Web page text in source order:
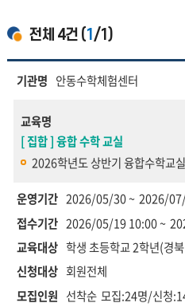
전체 4건 (1 /1)
리스트
기관명,
체험명,
운영기간,
교육대상,
신청가능자,
신청방법,
예약상태)
기관명 안동수학체험센터
교육명
[ 집합 ] 융합 수학 교실
2026학년도 상반기 융합수학교
운영기간 2026/05/30 ~ 2026/
접수기간 2026/05/19 10:00 ~
교육대상 학생초등학교 2학년(경
신청대상 회원전체
모집인원 선착순 모집:24명/신청